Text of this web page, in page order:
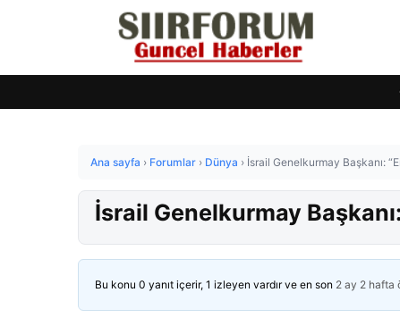
Ana sayfa › Forumlar › Dünya › İsrail Genelkurmay Başkanı:
İsrail Genelkurmay
Bu konu 0 yanıt içerir, 1 izleyen vardır ve en son 2 ay 2 hafta